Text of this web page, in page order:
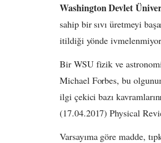
Washington Devlet
sahip bir sıvı üretmeyi
itildiği yönde
Bir WSU fizik ve
Michael Forbes, bu
ilgi çekici bazı
(17.04.2017) Physical
Varsayıma göre madde,